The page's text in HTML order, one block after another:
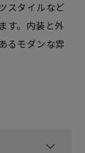
スタイルなど
す。内装と外
るモダンな雰